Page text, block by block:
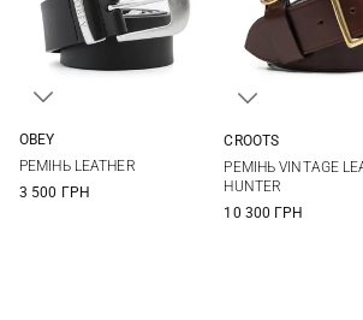
OBEY
РЕМІНЬ LEATHER
3 500 ГРН
CROOTS
РЕМIНЬ VINTAGE
HUNTER
10 300 ГРН